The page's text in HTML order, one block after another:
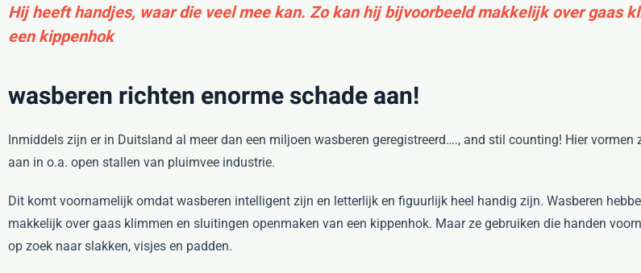
Hij heeft handjes, waar die veel mee kan. Zo kan hij bijvoorbeeld makkelijk over gaas
een kippenhok
wasberen richten enorme schade aan!
Inmiddels zijn er in Duitsland al meer dan een miljoen wasberen geregistreerd…., and stil counting! Hier vormen
aan in o.a. open stallen van pluimvee industrie.
Dit komt voornamelijk omdat wasberen intelligent zijn en letterlijk en figuurlijk heel handig zijn. Wasberen
makkelijk over gaas klimmen en sluitingen openmaken van een kippenhok. Maar ze gebruiken die handen
op zoek naar slakken, visjes en padden.